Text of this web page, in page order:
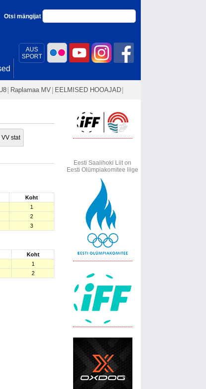
AUS
SPORT
Otsi mängijat
Raplamaa MV EELMISED HOOAJAD
stat
Koht
1
2
3
Koht
1
2
Eesti Saalihoki Liit on
Eesti Olümpiakomitee liige